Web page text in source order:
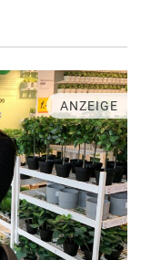
ANZEIGE